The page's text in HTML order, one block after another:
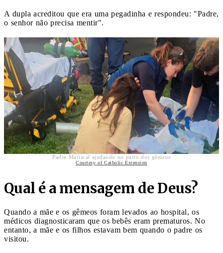
A dupla acreditou que era uma pegadinha e respondeu: "Padre,
o senhor não precisa mentir".
Padre Mariscal ajudando no parto dos gêmeos
Courtesy of Catholic Extension
Qual é a mensagem de Deus?
Quando a mãe e os gêmeos foram levados ao hospital, os
médicos diagnosticaram que os bebês eram prematuros. No
entanto, a mãe e os filhos estavam bem quando o padre os
visitou.